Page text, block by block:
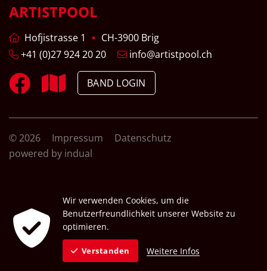
ARTISTPOOL
Hofjistrasse 1
CH-3900 Brig
+41 (0)27 924 20 20
info@artistpool.ch
BAND LOGIN
© 2026 Impressum
Datenschutz
powered by indual
Wir verwenden Cookies, um die
Benutzerfreundlichkeit unserer Website zu
optimieren.
Verstanden Weitere Infos